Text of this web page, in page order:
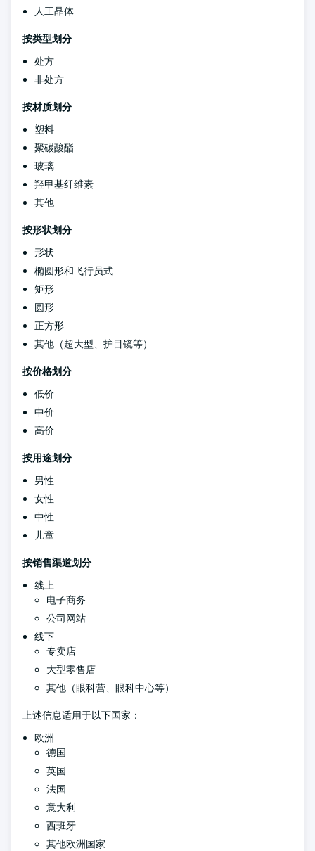
人工晶体
按类型划分
处方
非处方
按材质划分
塑料
聚碳酸酯
玻璃
羟甲基纤维素
其他
按形状划分
形状
椭圆形和飞行员式
矩形
圆形
正方形
其他（超大型、护目镜等）
按价格划分
低价
中价
高价
按用途划分
男性
女性
中性
儿童
按销售渠道划分
线上
电子商务
公司网站
线下
专卖店
大型零售店
其他（眼科营、眼科中心等）
上述信息适用于以下国家：
欧洲
德国
英国
法国
意大利
西班牙
其他欧洲国家